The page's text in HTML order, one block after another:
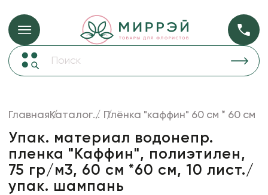
Упаковка для цветов и подарков Упаковка для
Пленка
прозрачная
Лента
Товары для флористов
ГлавнаяКаталог... Плёнка "каффин" 60 см * 60 см
Упак. материал водонепр.
пленка "Каффин", полиэтилен,
75 гр/м3, 60 см *60 см, 10 лист./
упак. шампань